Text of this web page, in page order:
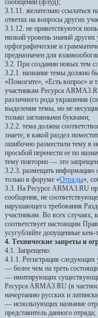
сообщений (флуд);
3.1.11. желательно ссылаться
ответах на вопросы других
3.1.12. не приветствуются
низкий уровень знаний
орфографические и
предназначен для
3.2. При создании новых тем
3.2.1. название темы должно
«Помогите», «Есть вопрос» и
участникам Ресурса
различного рода украшения
выделения темы, но не
только заглавными буквами;
3.2.2. тема должна
знаете, в какой раздел
ошибочно разместили тему в
просьбой перенести ее по
тему повторно — это
3.2.3. размещать информацию
только в форуме «Отряды»,
3.3. На Ресурсе ARMA3.RU
сообщения, не
нарушающего требования
участникам. Во всех случаях,
соответствует настоящим
усугубляйте допущенные
4. Технические запреты и
4.1. Запрещено:
4.1.1. Регистрация следующих
— более чем на треть
— имитирующих существующие
Ресурса ARMA3.RU (в
начертанию русских и
— использующих название
представитель данного отряда;